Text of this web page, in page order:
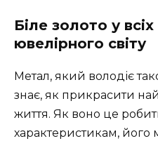
Біле золото у
ювелірного світу
Метал, який володіє
знає, як прикрасити
життя. Як воно це
характеристикам, його